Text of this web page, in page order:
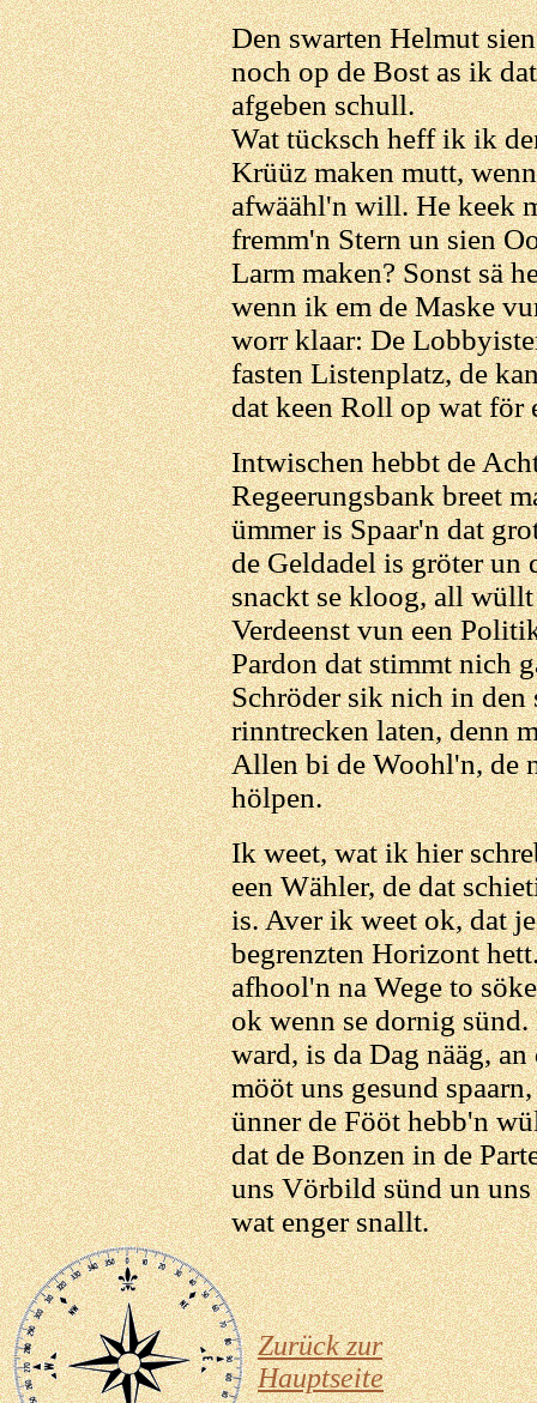
Den swarten Helmut
noch op de Bost as ik
afgeben schull.
Wat tücksch heff ik ik
Krüüz maken mutt,
afwäähl'n will. He keek
fremm'n Stern un sien
Larm maken? Sonst sä
wenn ik em de Maske
worr klaar: De
fasten Listenplatz, de
dat keen Roll op wat för
Intwischen hebbt de
Regeerungsbank breet
ümmer is Spaar'n dat
de Geldadel is gröter
snackt se kloog, all wüllt
Verdeenst vun een
Pardon dat stimmt nich
Schröder sik nich in
rinntrecken laten, denn
Allen bi de Woohl'n, de
hölpen.
Ik weet, wat ik hier
een Wähler, de dat
is. Aver ik weet ok, dat
begrenzten Horizont
afhool'n na Wege to
ok wenn se dornig
ward, is da Dag nääg,
mööt uns gesund
ünner de Fööt hebb'n
dat de Bonzen in de
uns Vörbild sünd un
wat enger snallt.
Zurück zur
Hauptseite